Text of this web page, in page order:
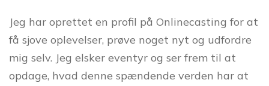
Jeg har oprettet en profil på Onlinecasting for at
få sjove oplevelser, prøve noget nyt og udfordre
mig selv. Jeg elsker eventyr og ser frem til at
opdage, hvad denne spændende verden har at